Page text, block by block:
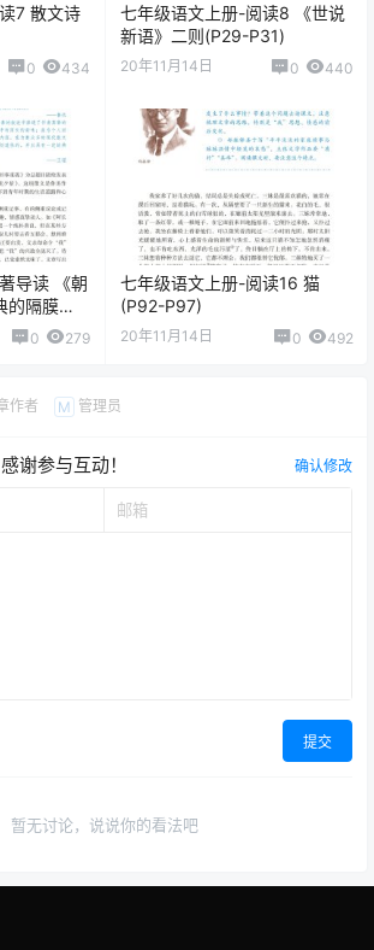
7 散文诗
0 434
七年级语文上册-阅读8 《世说
新语》二则(P29-P31)
20年11月14日 0 440
导读 《朝
的隔膜
0 279
七年级语文上册-阅读16 猫
(P92-P97)
20年11月14日 0 492
作者 M 管理员
谢参与互动！ 确认修改
提交
暂无讨论，说说你的看法吧